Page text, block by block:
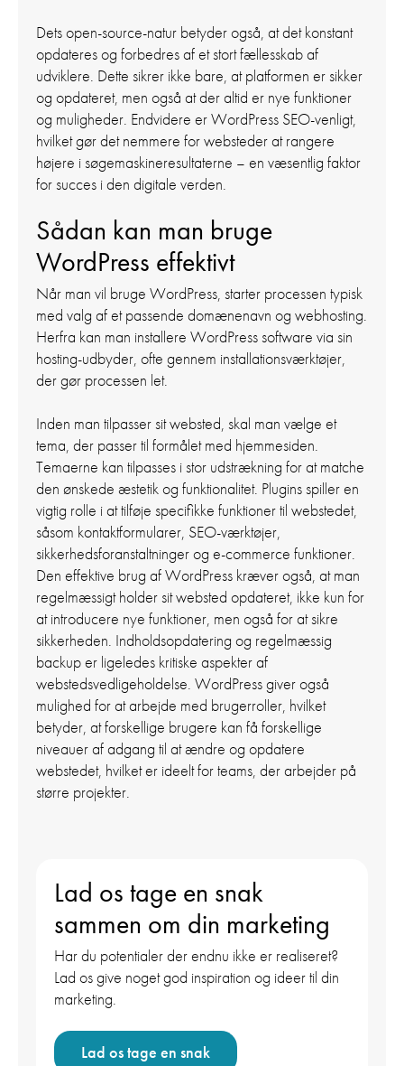
Dets open-source-natur betyder også, at det konstant
opdateres og forbedres af et stort fællesskab af
udviklere. Dette sikrer ikke bare, at platformen er sikker
og opdateret, men også at der altid er nye funktioner
og muligheder. Endvidere er WordPress SEO-venligt,
hvilket gør det nemmere for websteder at rangere
højere i søgemaskineresultaterne – en væsentlig faktor
for succes i den digitale verden.
Sådan kan man bruge
WordPress effektivt
Når man vil bruge WordPress, starter processen typisk
med valg af et passende domænenavn og webhosting.
Herfra kan man installere WordPress software via sin
hosting-udbyder, ofte gennem installationsværktøjer,
der gør processen let.
Inden man tilpasser sit websted, skal man vælge et
tema, der passer til formålet med hjemmesiden.
Temaerne kan tilpasses i stor udstrækning for at matche
den ønskede æstetik og funktionalitet. Plugins spiller en
vigtig rolle i at tilføje specifikke funktioner til webstedet,
såsom kontaktformularer, SEO-værktøjer,
sikkerhedsforanstaltninger og e-commerce funktioner.
Den effektive brug af WordPress kræver også, at man
regelmæssigt holder sit websted opdateret, ikke kun for
at introducere nye funktioner, men også for at sikre
sikkerheden. Indholdsopdatering og regelmæssig
backup er ligeledes kritiske aspekter af
webstedsvedligeholdelse. WordPress giver også
mulighed for at arbejde med brugerroller, hvilket
betyder, at forskellige brugere kan få forskellige
niveauer af adgang til at ændre og opdatere
webstedet, hvilket er ideelt for teams, der arbejder på
større projekter.
Lad os tage en snak
sammen om din marketing
Har du potentialer der endnu ikke er realiseret?
Lad os give noget god inspiration og ideer til din
marketing.
Lad os tage en snak